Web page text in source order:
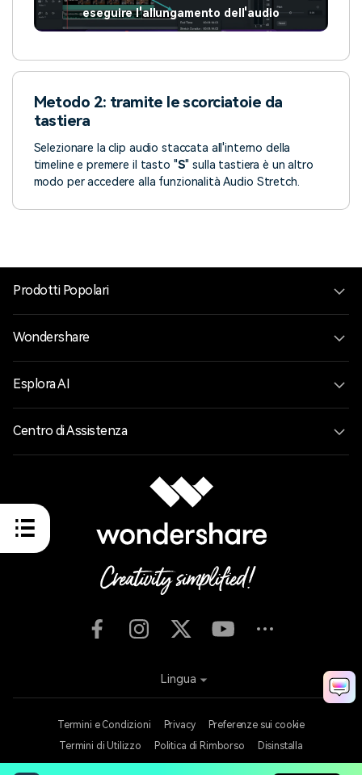
eseguire l'allungamento dell'audio
Metodo 2: tramite le scorciatoie da
tastiera
Selezionare la clip audio staccata all'interno della
timeline e premere il tasto "S" sulla tastiera è un altro
modo per accedere alla funzionalità Audio Stretch.
Prodotti Popolari
Wondershare
Esplora AI
Centro di Assistenza
Termini e Condizioni Privacy
Preferenze sui cookie
Termini di Utilizzo
Politica di Rimborso Disinstalla
Lingua